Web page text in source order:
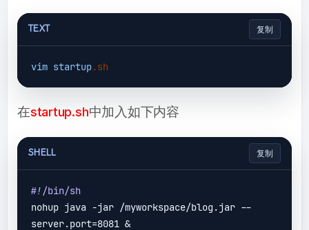
TEXT 复制
vim startup.sh
在startup.sh中加入如下内容
SHELL 复制
#!/bin/sh
nohup java -jar /myworkspace/blog.jar --